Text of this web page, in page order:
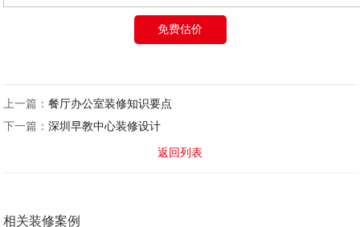
免费估价
上一篇：餐厅办公室装修知识要点
下一篇：深圳早教中心装修设计
返回列表
相关装修案例